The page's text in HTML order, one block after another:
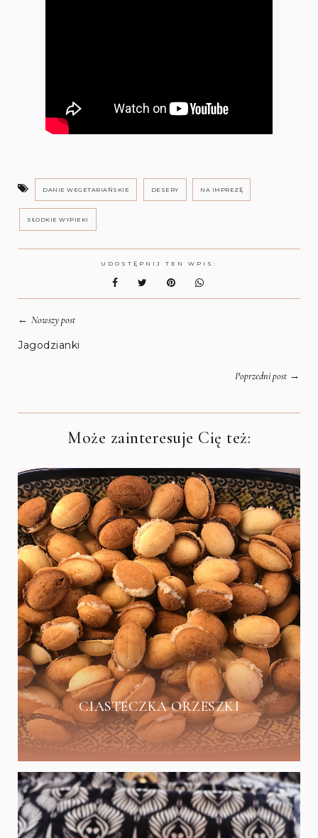
DANIE WEGETARIAŃSKIE DESERY NA IMPREZĘ
SŁODKIE WYPIEKI
UDOSTĘPNIJ TEN WPIS:
←Nowszy post
Jagodzianki
Poprzedni post→
Może zainteresuje Cię też:
CIASTECZKA ORZESZKI